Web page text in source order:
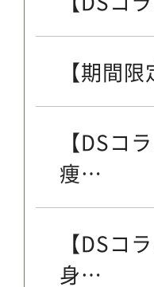
【期間
【DSコ
痩…
【DSコ
身…